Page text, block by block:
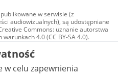
w serwisie (z
audiowizualnych), są udostępniane
Commons: uznanie autorstwa
warunkach 4.0 (CC BY-SA 4.0).
w tym zdjęcia, materiały
na licencji typu
uznanie autorstwa użycie
utworów zależnych 4.0 (CC BY-
nie jest to stwierdzone inaczej.
w celu zapewnienia